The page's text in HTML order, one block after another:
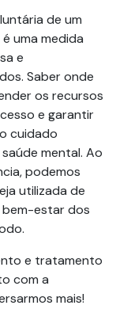
de um
é uma medida
e
Saber onde
os recursos
e garantir
cuidado
mental. Ao
podemos
utilizada de
bem-estar dos
e tratamento
com a
mais!